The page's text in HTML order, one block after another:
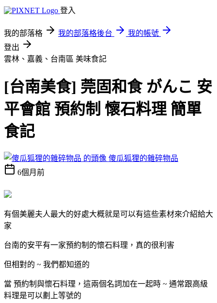
登入
我的部落格 我的部落格後台
我的帳號
登出
雲林、嘉義、台南區 美味食記
[台南美食] 莞固和食 がんこ 安
平會館 預約制 懷石料理 簡單
食記
傻瓜狐狸的雜碎物品
6個月前
有個美麗夫人最大的好處大概就是可以有這些素材來介紹給大
家
台南的安平有一家預約制的懷石料理，真的很利害
但相對的 ~ 我們都知道的
當 預約制與懷石料理，這兩個名詞加在一起時 ~ 通常跟高級
料理是可以劃上等號的